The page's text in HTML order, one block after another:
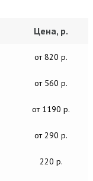
Цена, р.
от 820 р.
от 560 р.
от 1190 р.
от 290 р.
220 р.